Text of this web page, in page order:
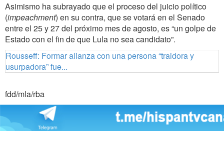
Asimismo ha subrayado que el proceso del juicio político
(impeachment) en su contra, que se votará en el Senado
entre el 25 y 27 del próximo mes de agosto, es “un golpe de
Estado con el fin de que Lula no sea candidato”.
Rousseff: Formar alianza con una persona “traidora y
usurpadora” fue...
fdd/mla/rba